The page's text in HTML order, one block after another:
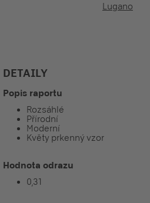
Lugano
DETAILY
Popis raportu
Rozsáhlé
Přírodní
Moderní
Květy prkenný vzor
Hodnota odrazu
0,31